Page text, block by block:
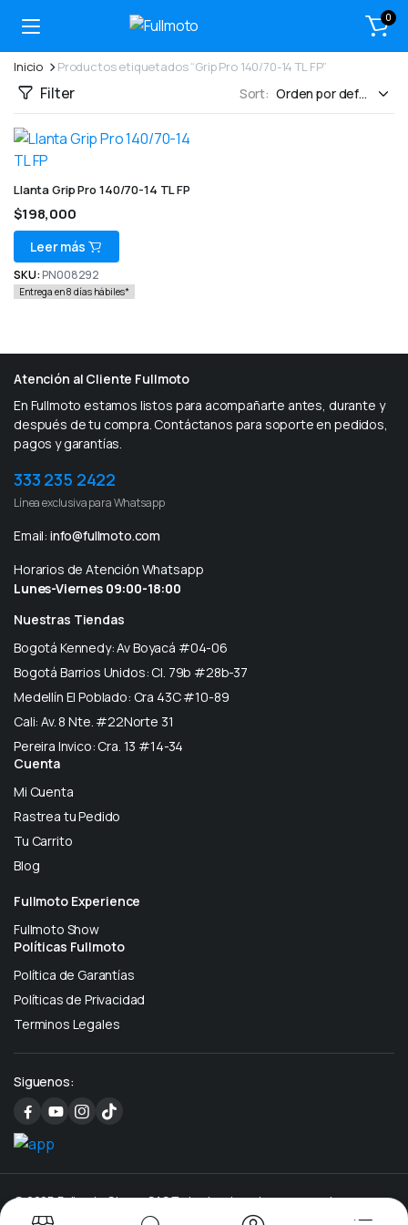
0
Inicio Productos etiquetados “Grip Pro 140/70-14 TL FP”
Filter Sort:
Llanta Grip Pro 140/70-14 TL FP
$198,000
Leer más
SKU: PN008292
Entrega en 8 días hábiles*
Atención al Cliente Fullmoto
En Fullmoto estamos listos para acompañarte antes, durante y
después de tu compra. Contáctanos para soporte en pedidos,
pagos y garantías.
333 235 2422
Línea exclusiva para Whatsapp
Email: info@fullmoto.com
Horarios de Atención Whatsapp
Lunes-Viernes 09:00-18:00
Nuestras Tiendas
Bogotá Kennedy: Av Boyacá #04-06
Bogotá Barrios Unidos: Cl. 79b #28b-37
Medellín El Poblado: Cra 43C #10-89
Cali: Av. 8 Nte. #22Norte 31
Pereira Invico: Cra. 13 #14-34
Cuenta
Mi Cuenta
Rastrea tu Pedido
Tu Carrito
Blog
Fullmoto Experience
Fullmoto Show
Políticas Fullmoto
Política de Garantías
Políticas de Privacidad
Terminos Legales
Siguenos:
© 2025 Fullmoto Stores SAS Todos los derechos reservados